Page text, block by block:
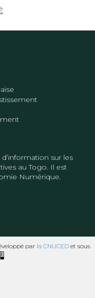
sur les
au Togo. Il est
Numérique.
par la CNUCEDet sous